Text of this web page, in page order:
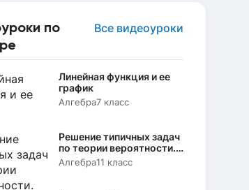
по
Все видеоуроки
Линейная функция и ее
график
Алгебра7 класс
Решение типичных задач
по теории вероятности.
Задача 1
Алгебра11 класс